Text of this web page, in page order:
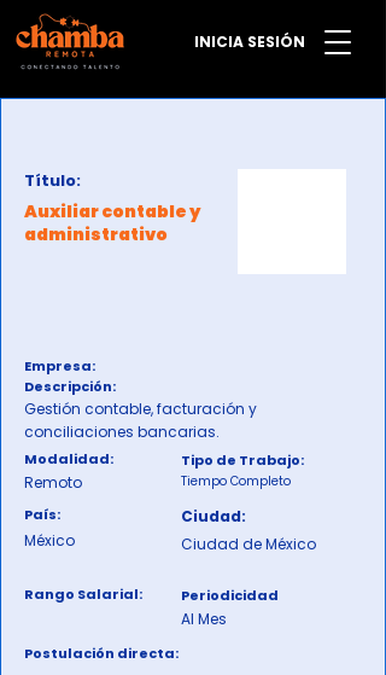
INICIA SESIÓN
Título:
Auxiliar contable y
administrativo
Empresa:
Descripción:
Gestión contable, facturación y
conciliaciones bancarias.
Modalidad:
Remoto
Tipo de Trabajo:
Tiempo Completo
País:
Ciudad:
México
Ciudad de México
Rango Salarial: Periodicidad
Al Mes
Postulación directa: